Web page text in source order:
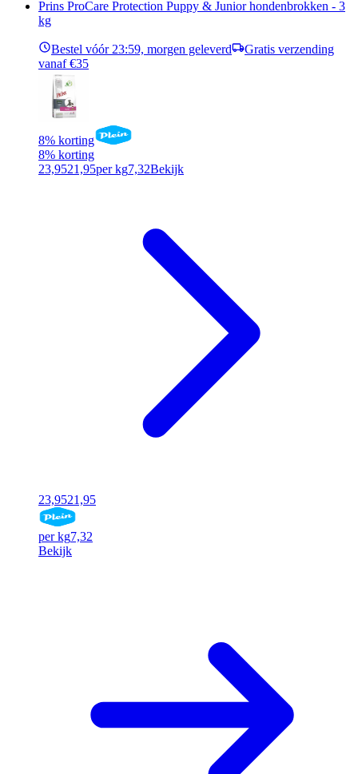
Prins ProCare Protection Puppy & Junior hondenbrokken - 3
kg
Bestel vóór 23:59, morgen geleverd
Gratis verzending
vanaf €35
8% korting
8% korting
23,9521,95per kg7,32Bekijk
23,9521,95
per kg7,32
Bekijk